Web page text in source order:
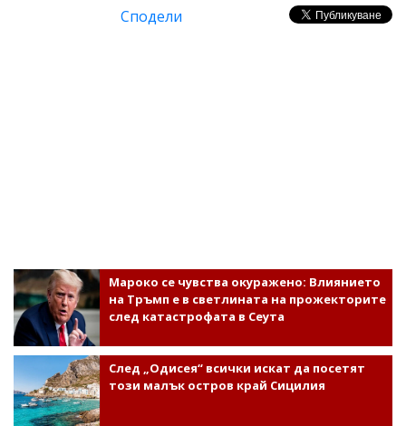
Сподели
Мароко се чувства окуражено: Влиянието
на Тръмп е в светлината на прожекторите
след катастрофата в Сеута
След „Одисея“ всички искат да посетят
този малък остров край Сицилия